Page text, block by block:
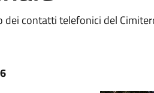
dei contatti telefonici del